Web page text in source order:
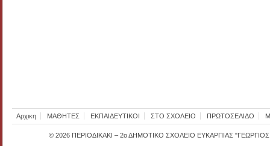
Αρχικη ΜΑΘΗΤΕΣ ΕΚΠΑΙΔΕΥΤΙΚΟΙ ΣΤΟ ΣΧΟΛΕΙΟ ΠΡΩΤΟΣΕΛΙΔΟ
© 2026 ΠΕΡΙΟΔΙΚΑΚΙ – 2ο ΔΗΜΟΤΙΚΟ ΣΧΟΛΕΙΟ ΕΥΚΑΡΠΙΑΣ